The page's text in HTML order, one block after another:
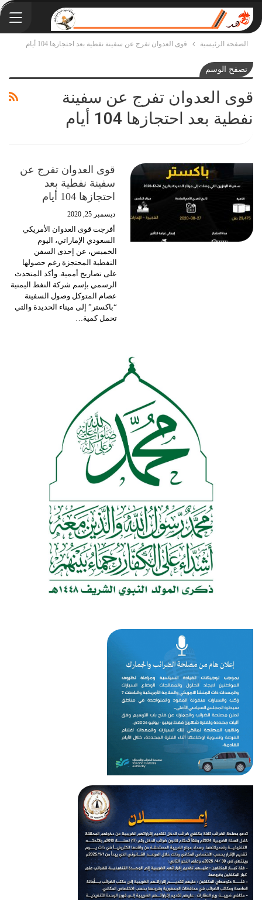
الصفحة الرئيسية قوى العدوان تفرج عن سفينة نفطية بعد احتجازها 104 أيام
تصفح الوسم
قوى العدوان تفرج عن سفينة
نفطية بعد احتجازها 104 أيام
قوى العدوان تفرج عن
سفينة نفطية بعد
احتجازها 104 أيام
ديسمبر 25, 2020
أفرجت قوى العدوان الأمريكي
السعودي الإماراتي، اليوم
الخميس، عن إحدى السفن
النفطية المحتجزة رغم حصولها
على تصاريح أممية. وأكد المتحدث
الرسمي بإسم شركة النفط اليمنية
عصام المتوكل وصول السفينة
“باكستر” إلى ميناء الحديدة والتي
تحمل كمية…